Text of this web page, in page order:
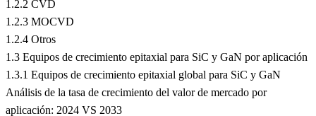
1.2.2 CVD
1.2.3 MOCVD
1.2.4 Otros
1.3 Equipos de crecimiento epitaxial para SiC y GaN por aplicación
1.3.1 Equipos de crecimiento epitaxial global para SiC y GaN
Análisis de la tasa de crecimiento del valor de mercado por
aplicación: 2024 VS 2033